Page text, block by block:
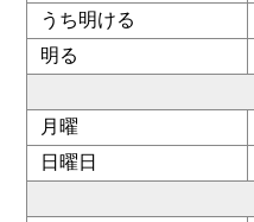
うち明ける
明る
月曜
日曜日